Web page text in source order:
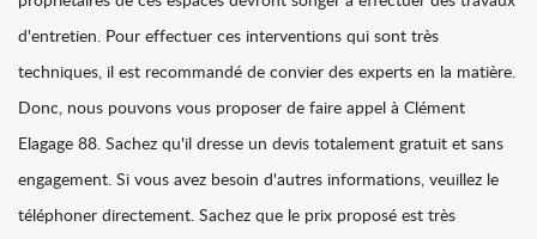
d'entretien. Pour effectuer ces interventions qui sont très
techniques, il est recommandé de convier des experts en la matière.
Donc, nous pouvons vous proposer de faire appel à Clément
Elagage 88. Sachez qu'il dresse un devis totalement gratuit et sans
engagement. Si vous avez besoin d'autres informations, veuillez le
téléphoner directement. Sachez que le prix proposé est très